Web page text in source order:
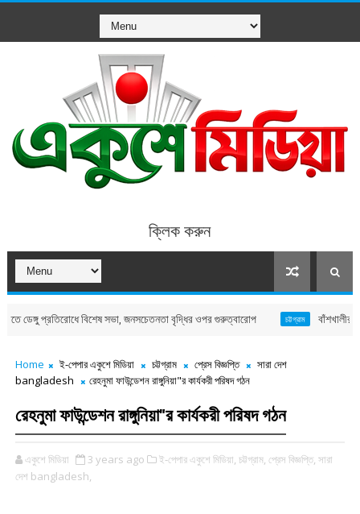
ক্লিক করুন
প্রতিরোধে বিশেষ সভা, জনসচেতনতা বৃদ্ধির ওপর গুরুত্বারোপ চট্টগ্রাম বাঁশখালীর বন্যাদুর্গত
Home ই-পেপার একুশে মিডিয়া চট্টগ্রাম প্রেস বিজ্ঞপ্তি
সারা দেশ
bangladesh
রেহনুমা ফাউন্ডেশন রাঙ্গুনিয়া"র কার্যকরী পরিষদ গঠন
রেহনুমা ফাউন্ডেশন রাঙ্গুনিয়া"র কার্যকরী পরিষদ গঠন
একুশে মিডিয়া 3 years ago ই-পেপার একুশে মিডিয়া, চট্টগ্রাম, প্রেস বিজ্ঞপ্তি, সারা
দেশ bangladesh,